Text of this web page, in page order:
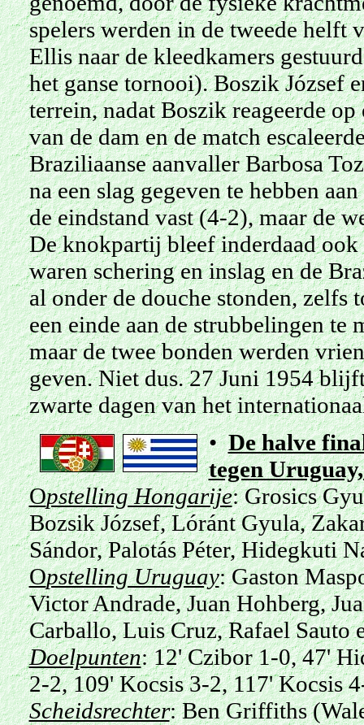
spelers werden in de tweede helft
Ellis naar de kleedkamers
het ganse tornooi). Boszik József
terrein, nadat Boszik reageerde
van de dam en de match
Braziliaanse aanvaller Barbosa
na een slag gegeven te hebben
de eindstand vast (4-2), maar de
De knokpartij bleef inderdaad
waren schering en inslag en de
al onder de douche stonden, zelfs
een einde aan de strubbelingen te
maar de twee bonden werden
geven. Niet dus. 27 Juni 1954
zwarte dagen van het
•De halve
tegen
Opstelling Hongarije: Grosics
Bozsik József, Lóránt Gyula,
Sándor,PalotásPéter, Hidegkuti
Opstelling Uruguay: Gaston
Victor Andrade, Juan Hohberg,
Carballo, Luis Cruz, Rafael Sauto
Doelpunten: 12' Czibor 1-0, 47'
2-2, 109' Kocsis 3-2, 117' Kocsis
Scheidsrechter: Ben Griffiths